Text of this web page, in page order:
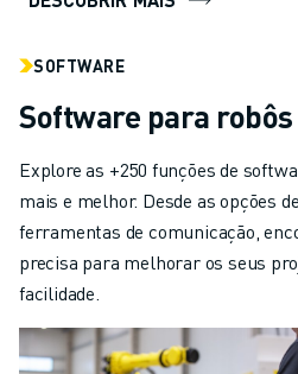
SOFTWARE
Software para robôs
Explore as +250 funções de
mais e melhor. Desde as opções
ferramentas de comunicação,
precisa para melhorar os seus
facilidade.